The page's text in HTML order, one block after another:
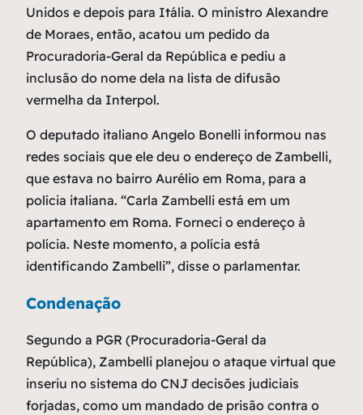
Unidos e depois para Itália. O ministro Alexandre
de Moraes, então, acatou um pedido da
Procuradoria-Geral da República e pediu a
inclusão do nome dela na lista de difusão
vermelha da Interpol.
O deputado italiano Angelo Bonelli informou nas
redes sociais que ele deu o endereço de Zambelli,
que estava no bairro Aurélio em Roma, para a
polícia italiana. “Carla Zambelli está em um
apartamento em Roma. Forneci o endereço à
polícia. Neste momento, a polícia está
identificando Zambelli”, disse o parlamentar.
Condenação
Segundo a PGR (Procuradoria-Geral da
República), Zambelli planejou o ataque virtual que
inseriu no sistema do CNJ decisões judiciais
forjadas, como um mandado de prisão contra o